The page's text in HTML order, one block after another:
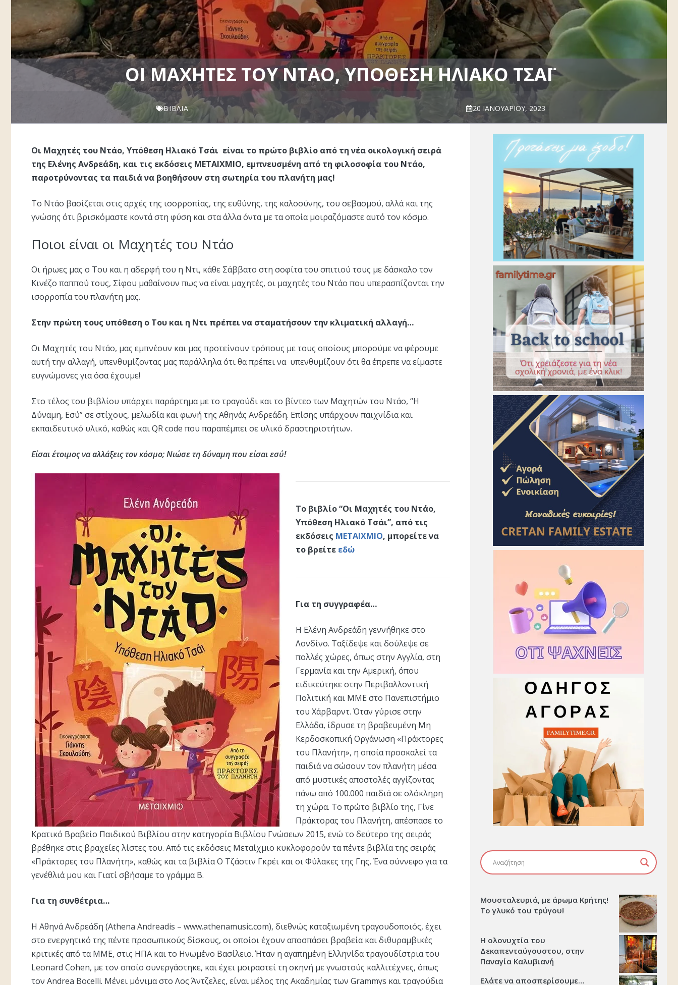
ΟΙ ΜΑΧΗΤΈΣ ΤΟΥ ΝΤΆΟ, ΥΠΌΘΕΣΗ ΗΛΙΑΚΌ ΤΣΆΙ
ΒΙΒΛΊΑ 20 ΙΑΝΟΥΑΡΊΟΥ, 2023
Οι Μαχητές του Ντάο, Υπόθεση Ηλιακό Τσάι είναι το πρώτο βιβλίο από τη νέα οικολογική σειρά
της Ελένης Ανδρεάδη, και τις εκδόσεις ΜΕΤΑΙΧΜΙΟ, εμπνευσμένη από τη φιλοσοφία του Ντάο,
παροτρύνοντας τα παιδιά να βοηθήσουν στη σωτηρία του πλανήτη μας!
Το Ντάο βασίζεται στις αρχές της ισορροπίας, της ευθύνης, της καλοσύνης, του σεβασμού, αλλά και της
γνώσης ότι βρισκόμαστε κοντά στη φύση και στα άλλα όντα με τα οποία μοιραζόμαστε αυτό τον κόσμο.
Ποιοι είναι οι Μαχητές του Ντάο
Οι ήρωες μας ο Του και η αδερφή του η Ντι, κάθε Σάββατο στη σοφίτα του σπιτιού τους με δάσκαλο τον
Κινέζο παππού τους, Σίφου μαθαίνουν πως να είναι μαχητές, οι μαχητές του Ντάο που υπερασπίζονται την
ισορροπία του πλανήτη μας.
Στην πρώτη τους υπόθεση ο Του και η Ντι πρέπει να σταματήσουν την κλιματική αλλαγή…
Οι Mαχητές του Ντάο, μας εμπνέουν και μας προτείνουν τρόπους με τους οποίους μπορούμε να φέρουμε
αυτή την αλλαγή, υπενθυμίζοντας μας παράλληλα ότι θα πρέπει να υπενθυμίζουν ότι θα έπρεπε να είμαστε
ευγνώμονες για όσα έχουμε!
Στο τέλος του βιβλίου υπάρχει παράρτημα με το τραγούδι και το βίντεο των Μαχητών του Ντάο, “Η
Δύναμη, Εσύ” σε στίχους, μελωδία και φωνή της Αθηνάς Ανδρεάδη. Επίσης υπάρχουν παιχνίδια και
εκπαιδευτικό υλικό, καθώς και QR code που παραπέμπει σε υλικό δραστηριοτήτων.
Είσαι έτοιμος να αλλάξεις τον κόσμο; Νιώσε τη δύναμη που είσαι εσύ!
Το βιβλίο “Οι Μαχητές του Ντάο,
Υπόθεση Ηλιακό Τσάι”, από τις
εκδόσεις ΜΕΤΑΙΧΜΙΟ, μπορείτε να
το βρείτε εδώ
Για τη συγγραφέα…
Η Ελένη Ανδρεάδη γεννήθηκε στο
Λονδίνο. Ταξίδεψε και δούλεψε σε
πολλές χώρες, όπως στην Αγγλία, στη
Γερμανία και την Αμερική, όπου
ειδικεύτηκε στην Περιβαλλοντική
Πολιτική και ΜΜΕ στο Πανεπιστήμιο
του Χάρβαρντ. Όταν γύρισε στην
Ελλάδα, ίδρυσε τη βραβευμένη Μη
Κερδοσκοπική Οργάνωση «Πράκτορες
του Πλανήτη», η οποία προσκαλεί τα
παιδιά να σώσουν τον πλανήτη μέσα
από μυστικές αποστολές αγγίζοντας
πάνω από 100.000 παιδιά σε ολόκληρη
τη χώρα. Το πρώτο βιβλίο της, Γίνε
Πράκτορας του Πλανήτη, απέσπασε το
Κρατικό Βραβείο Παιδικού Βιβλίου στην κατηγορία Βιβλίου Γνώσεων 2015, ενώ το δεύτερο της σειράς
βρέθηκε στις βραχείες λίστες του. Από τις εκδόσεις Μεταίχμιο κυκλοφορούν τα πέντε βιβλία της σειράς
«Πράκτορες του Πλανήτη», καθώς και τα βιβλία Ο Τζάστιν Γκρέι και οι Φύλακες της Γης, Ένα σύννεφο για τα
γενέθλιά μου και Γιατί σβήσαμε το γράμμα Β.
Για τη συνθέτρια…
Η Aθηνά Ανδρεάδη (Athena Andreadis – www.athenamusic.com), διεθνώς καταξιωμένη τραγουδοποιός, έχει
στο ενεργητικό της πέντε προσωπικούς δίσκους, οι οποίοι έχουν αποσπάσει βραβεία και διθυραμβικές
κριτικές από τα ΜΜΕ, στις ΗΠΑ και το Ηνωμένο Βασίλειο. Ήταν η αγαπημένη Ελληνίδα τραγουδίστρια του
Leonard Cohen, με τον οποίο συνεργάστηκε, και έχει μοιραστεί τη σκηνή με γνωστούς καλλιτέχνες, όπως
τον Andrea Bocelli. Μένει μόνιμα στο Λος Άντζελες, είναι μέλος της Ακαδημίας των Grammys και τραγούδια
Μουσταλευριά, με άρωμα Κρήτης!
Το γλυκό του τρύγου!
Η ολονυχτία του
Δεκαπενταύγουστου, στην
Παναγία Καλυβιανή
Ελάτε να αποσπερίσουμε…